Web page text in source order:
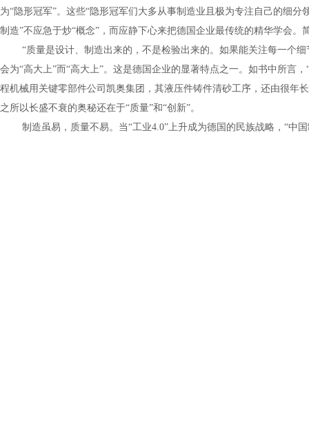
为“隐形冠军”。这些“隐形冠军们大多从事制造业且极为专注自己的细
制造”不应急于炒“概念” ，而应静下心来把德国企业最传统的精华学会
“质量是设计、制造出来的，不是检验出来的。如果能关注每一个
会为“高大上”而“高大上”。这是德国企业的显著特点之一。如书中所言，
程机械用关键零部件公司凯奥集团，其液压件铸件清砂工序，还由很年
之所以长盛不衰的奥秘还在于“质量”和“创新”。
制造虽易，质量不易。当“工业4.0”上升成为德国的民族战略， “中